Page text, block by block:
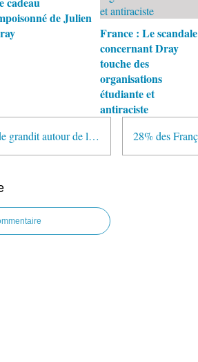
de Julien
France : Le scandale
concernant Dray
touche des
organisations
étudiante et
antiraciste
Colombie : l'inquiétude grandit autour de la santé d'Ingrid Betancourt